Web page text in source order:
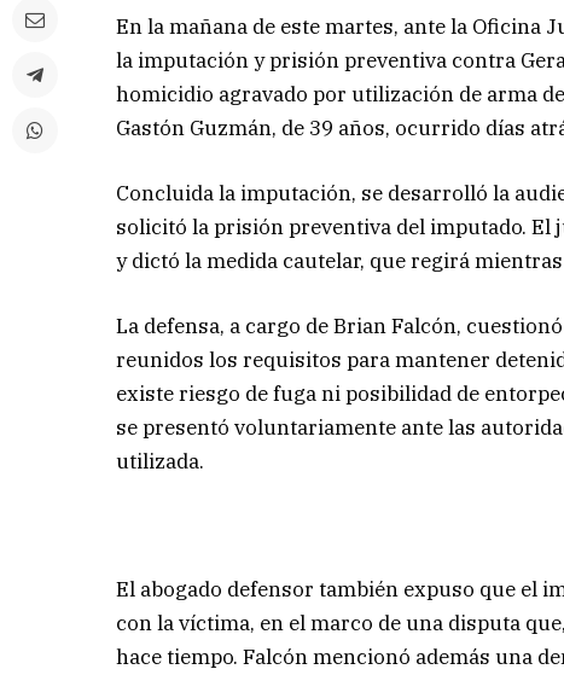
En la mañana de este martes, ante la
la imputación y prisión preventiva contra
homicidio agravado por utilización de arma
Gastón Guzmán, de 39 años, ocurrido días
Concluida la imputación, se desarrolló la
solicitó la prisión preventiva del imputado. El
y dictó la medida cautelar, que regirá
La defensa, a cargo de Brian Falcón,
reunidos los requisitos para mantener
existe riesgo de fuga ni posibilidad de
se presentó voluntariamente ante las
utilizada.
El abogado defensor también expuso que el
con la víctima, en el marco de una disputa
hace tiempo. Falcón mencionó además una